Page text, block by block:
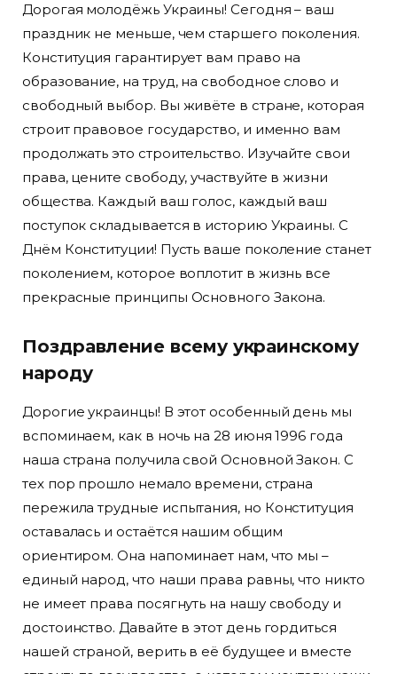
Дорогая молодёжь Украины! Сегодня – ваш
праздник не меньше, чем старшего поколения.
Конституция гарантирует вам право на
образование, на труд, на свободное слово и
свободный выбор. Вы живёте в стране, которая
строит правовое государство, и именно вам
продолжать это строительство. Изучайте свои
права, цените свободу, участвуйте в жизни
общества. Каждый ваш голос, каждый ваш
поступок складывается в историю Украины. С
Днём Конституции! Пусть ваше поколение станет
поколением, которое воплотит в жизнь все
прекрасные принципы Основного Закона.
Поздравление всему украинскому
народу
Дорогие украинцы! В этот особенный день мы
вспоминаем, как в ночь на 28 июня 1996 года
наша страна получила свой Основной Закон. С
тех пор прошло немало времени, страна
пережила трудные испытания, но Конституция
оставалась и остаётся нашим общим
ориентиром. Она напоминает нам, что мы –
единый народ, что наши права равны, что никто
не имеет права посягнуть на нашу свободу и
достоинство. Давайте в этот день гордиться
нашей страной, верить в её будущее и вместе